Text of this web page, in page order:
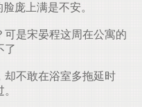
庞上满是不安。
是宋晏程这周在公寓的
了
不敢在浴室多拖延时